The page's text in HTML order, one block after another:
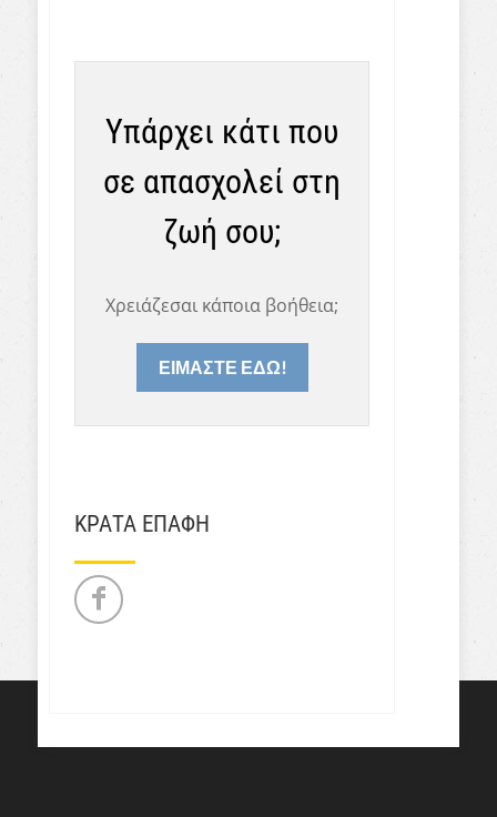
Υπάρχει κάτι που
σε απασχολεί στη
ζωή σου;
Χρειάζεσαι κάποια βοήθεια;
ΕΙΜΑΣΤΕ ΕΔΩ!
ΚΡΑΤΑ ΕΠΑΦΗ